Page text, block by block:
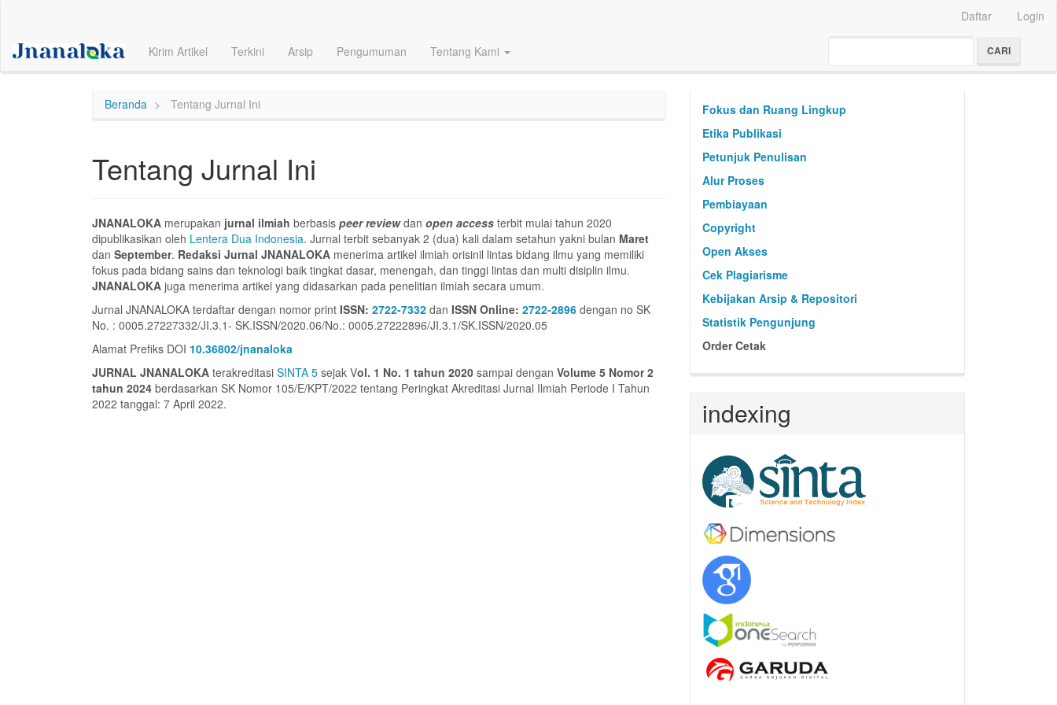
Utama
Bilah
Daftar Login
Kirim Artikel Terkini Arsip Pengumuman Tentang Kami CARI
Beranda Tentang Jurnal Ini
Tentang Jurnal Ini
JNANALOKA merupakan jurnal ilmiah berbasis peer review dan open access terbit mulai tahun 2020
dipublikasikan oleh Lentera Dua Indonesia. Jurnal terbit sebanyak 2 (dua) kali dalam setahun yakni bulan Maret
dan September. Redaksi Jurnal JNANALOKA menerima artikel ilmiah orisinil lintas bidang ilmu yang memiliki
fokus pada bidang sains dan teknologi baik tingkat dasar, menengah, dan tinggi lintas dan multi disiplin ilmu.
JNANALOKA juga menerima artikel yang didasarkan pada penelitian ilmiah secara umum.
Jurnal JNANALOKA terdaftar dengan nomor print ISSN: 2722-7332 dan ISSN Online: 2722-2896 dengan no SK
No. : 0005.27227332/JI.3.1- SK.ISSN/2020.06/No.: 0005.27222896/JI.3.1/SK.ISSN/2020.05
Alamat Prefiks DOI 10.36802/jnanaloka
JURNAL JNANALOKA terakreditasi SINTA 5 sejak Vol. 1 No. 1 tahun 2020 sampai dengan Volume 5 Nomor 2
tahun 2024 berdasarkan SK Nomor 105/E/KPT/2022 tentang Peringkat Akreditasi Jurnal Ilmiah Periode I Tahun
2022 tanggal: 7 April 2022.
custommenu
Fokus dan Ruang Lingkup
Etika Publikasi
Petunjuk Penulisan
Alur Proses
Pembiayaan
Copyright
Open Akses
Cek Plagiarisme
Kebijakan Arsip & Repositori
Statistik Pengunjung
Order Cetak
indexing